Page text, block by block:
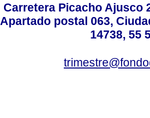
Carretera Picacho Ajusco
Apartado postal 063,
14738, 55